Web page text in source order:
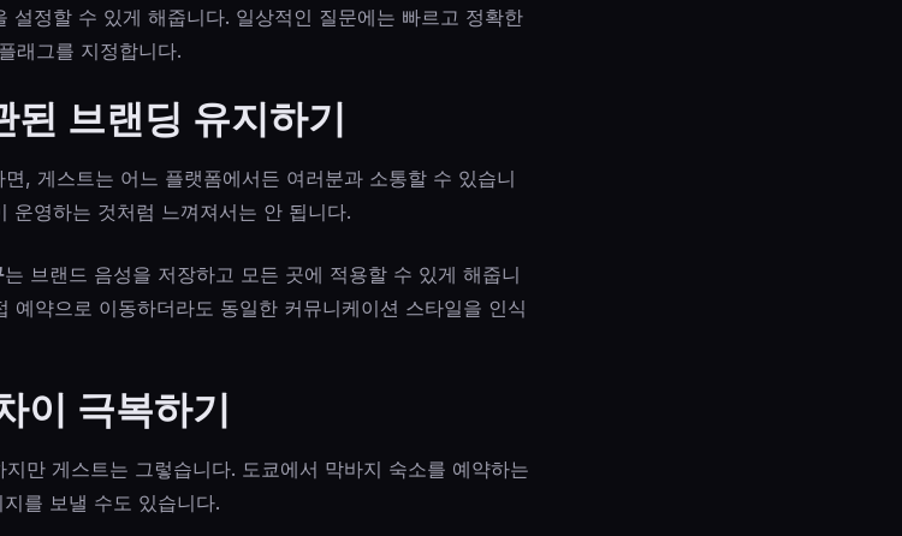
설정할 수 있게 해줍니다. 일상적인 질문에는 빠르고 정확한
래그를 지정합니다.
된 브랜딩 유지하기
, 게스트는 어느 플랫폼에서든 여러분과 소통할 수 있습니
운영하는 것처럼 느껴져서는 안 됩니다.
는 브랜드 음성을 저장하고 모든 곳에 적용할 수 있게 해줍니
예약으로 이동하더라도 동일한 커뮤니케이션 스타일을 인식
이 극복하기
만 게스트는 그렇습니다. 도쿄에서 막바지 숙소를 예약하는
를 보낼 수도 있습니다.